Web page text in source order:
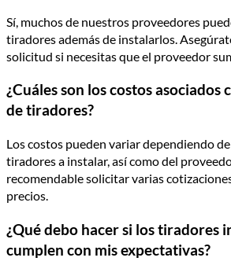
Sí, muchos de nuestros proveedores
tiradores además de instalarlos.
solicitud si necesitas que el proveedor
¿Cuáles son los costos asociados
de tiradores?
Los costos pueden variar dependiendo
tiradores a instalar, así como del
recomendable solicitar varias
precios.
¿Qué debo hacer si los tiradores
cumplen con mis expectativas?